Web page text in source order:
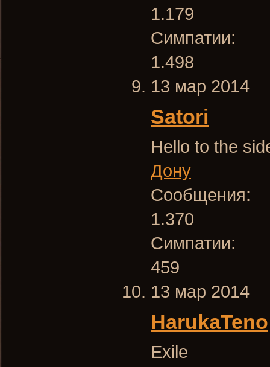
1.179
Симпатии:
1.498
13 мар 2014
Satori
Hello to the
Дону
Сообщения:
1.370
Симпатии:
459
13 мар 2014
HarukaTeno
Exile